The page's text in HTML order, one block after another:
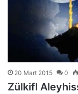
20 Mart 2015 0
Zülkifl